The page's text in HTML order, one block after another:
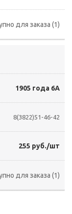
для заказа (1)
1905 года 6А
8(3822)51-46-42
255 руб./шт
для заказа (1)